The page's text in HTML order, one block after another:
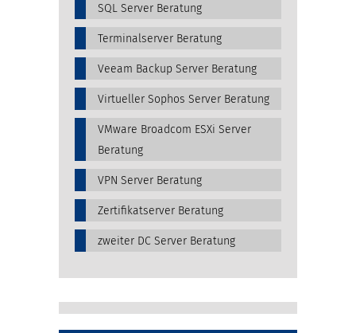
SQL Server Beratung
Terminalserver Beratung
Veeam Backup Server Beratung
Virtueller Sophos Server Beratung
VMware Broadcom ESXi Server
Beratung
VPN Server Beratung
Zertifikatserver Beratung
zweiter DC Server Beratung